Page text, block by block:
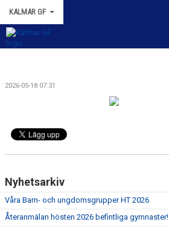
KALMAR GF
NYHETER
DOKUMENT
ANMÄLAN
SHOP
2026-05-18 07:31
Nyhetsarkiv
Våra Barn- och ungdomsgrupper HT 2026
Återanmälan hösten 2026 befintliga gymnaster!